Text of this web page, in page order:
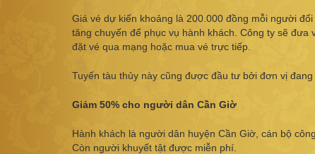
Giá vé dự kiến khoảng là 200.000 đồng mỗi người
tăng chuyến để phục vụ hành khách. Công ty sẽ
đặt vé qua mạng hoặc mua vé trực tiếp.
Tuyến tàu thủy này cũng được đầu tư bởi đơn vị
Giảm 50% cho người dân Cần Giờ
Hành khách là người dân huyện Cần Giờ, cán bộ
Còn người khuyết tật được miễn phí.